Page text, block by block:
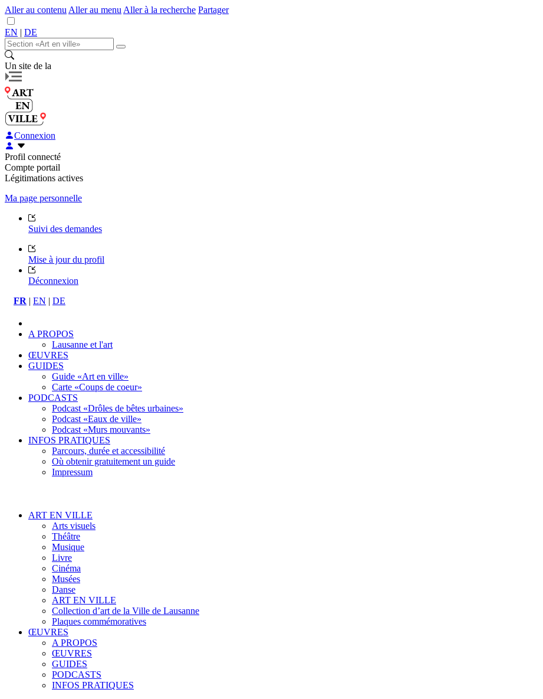
Aller au contenu Aller au menu Aller à la recherche Partager
EN | DE
Un site de la
Connexion
Profil connecté
Compte portail
Légitimations actives
Ma page personnelle
Suivi des demandes
Mise à jour du profil
Déconnexion
FR | EN | DE
A PROPOS
Lausanne et l'art
ŒUVRES
GUIDES
Guide «Art en ville»
Carte «Coups de coeur»
PODCASTS
Podcast «Drôles de bêtes urbaines»
Podcast «Eaux de ville»
Podcast «Murs mouvants»
INFOS PRATIQUES
Parcours, durée et accessibilité
Où obtenir gratuitement un guide
Impressum
ART EN VILLE
Arts visuels
Théâtre
Musique
Livre
Cinéma
Musées
Danse
ART EN VILLE
Collection d’art de la Ville de Lausanne
Plaques commémoratives
ŒUVRES
A PROPOS
ŒUVRES
GUIDES
PODCASTS
INFOS PRATIQUES